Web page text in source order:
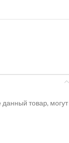
товар, могут